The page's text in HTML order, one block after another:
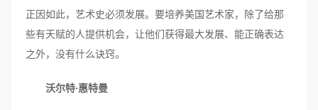
正因如此，艺术史必须发展。要培养美国艺术家，除了给那
些有天赋的人提供机会，让他们获得最大发展、能正确表达
之外，没有什么诀窍。
沃尔特·惠特曼